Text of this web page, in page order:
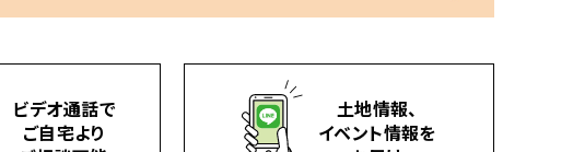
ビデオ通話で
ご自宅より
土地情報、
イベント情報を